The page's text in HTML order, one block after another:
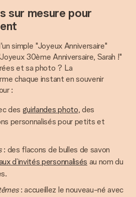
sur mesure pour
simple "Joyeux Anniversaire"
30ème Anniversaire, Sarah !"
et sa photo ? La
chaque instant en souvenir
:
des guirlandes photo, des
personnalisés pour petits et
: des flacons de bulles de savon
d’invités personnalisés au nom du
: accueillez le nouveau-né avec